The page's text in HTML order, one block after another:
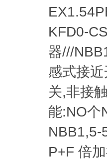
KFD0-
器///
感式接
关,非接
能:NO个
NBB1,5-
P+F 倍